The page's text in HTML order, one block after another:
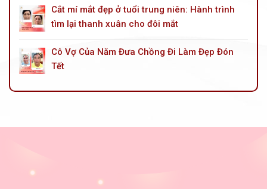
Cắt mí mắt đẹp ở tuổi trung niên: Hành trình
tìm lại thanh xuân cho đôi mắt
Cô Vợ Của Năm Đưa Chồng Đi Làm Đẹp Đón
Tết